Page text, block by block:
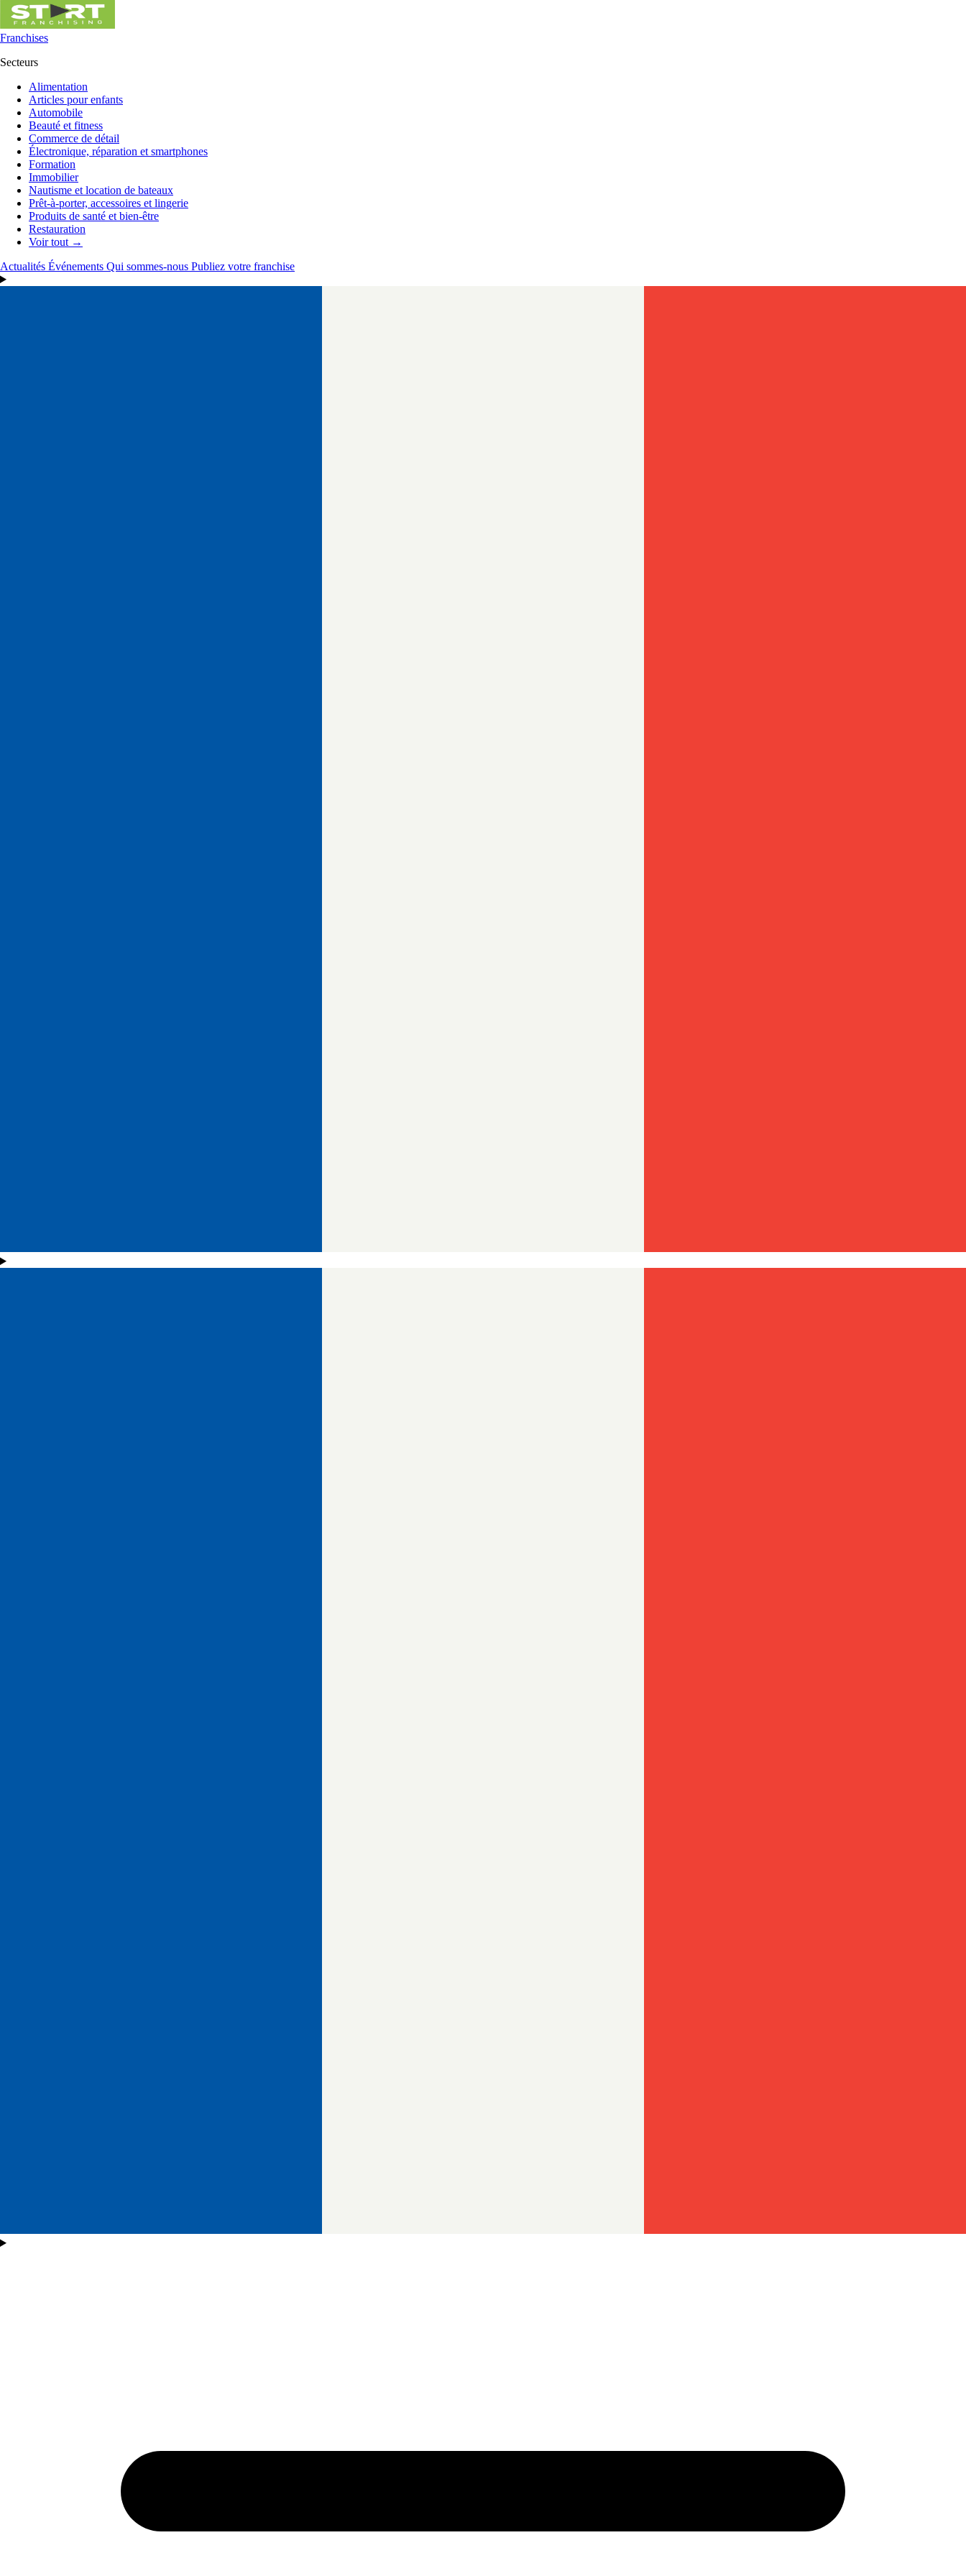
Franchises
Secteurs
Alimentation
Articles pour enfants
Automobile
Beauté et fitness
Commerce de détail
Électronique, réparation et smartphones
Formation
Immobilier
Nautisme et location de bateaux
Prêt-à-porter, accessoires et lingerie
Produits de santé et bien-être
Restauration
Voir tout →
Actualités Événements Qui sommes-nous Publiez votre franchise